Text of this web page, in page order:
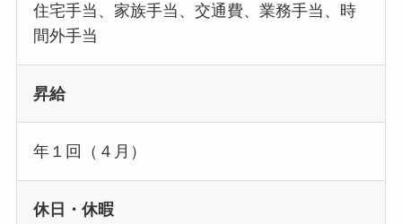
住宅手当、家族手当、交通費、業務手当、時
間外手当
昇給
年１回（４月）
休日・休暇